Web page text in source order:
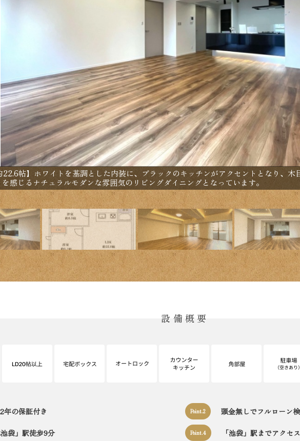
帖】ホワイトを基調とした内装に、ブラックのキッチンがアクセントとなり、木
感じるナチュラルモダンな雰囲気のリビングダイニングとなっています。
設備概要
年の保証付き Point.2 頭金無しでフルローン
池袋」駅徒歩9分 Point.4 「池袋」駅までアクセ